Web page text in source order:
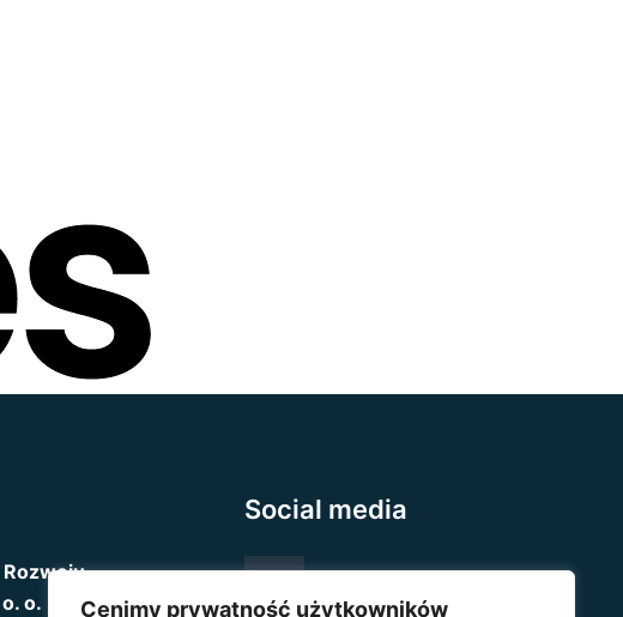
Cenimy prywatność użytkowników
Rozwoju
o.
Social media